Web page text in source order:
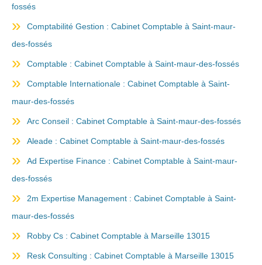
fossés
Comptabilité Gestion : Cabinet Comptable à Saint-maur-
des-fossés
Comptable : Cabinet Comptable à Saint-maur-des-fossés
Comptable Internationale : Cabinet Comptable à Saint-
maur-des-fossés
Arc Conseil : Cabinet Comptable à Saint-maur-des-fossés
Aleade : Cabinet Comptable à Saint-maur-des-fossés
Ad Expertise Finance : Cabinet Comptable à Saint-maur-
des-fossés
2m Expertise Management : Cabinet Comptable à Saint-
maur-des-fossés
Robby Cs : Cabinet Comptable à Marseille 13015
Resk Consulting : Cabinet Comptable à Marseille 13015